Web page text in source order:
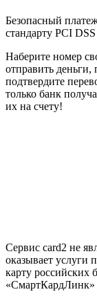
Безопасный
стандарту PCI DSS
Наберите номер
отправить
подтвердите
только банк
их на счету!
Сервис card2 не
оказывает услуги
карту российских